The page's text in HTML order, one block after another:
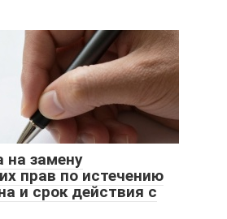
на замену
прав по истечению
и срок действия с